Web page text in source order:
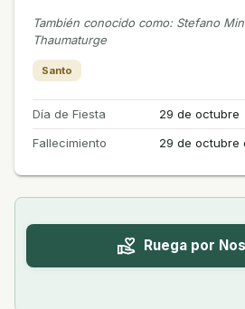
También conocido como: Stefano
Thaumaturge
Santo
Día de Fiesta
29 de octubre
Fallecimiento
29 de octubre
Ruega por